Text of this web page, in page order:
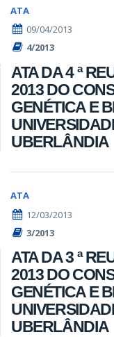
ATA
09/04/2013
4/2013
ATA DA 4 ª
2013 DO
GENÉTICA E
UBERLÂNDIA
ATA
12/03/2013
3/2013
ATA DA 3 ª
2013 DO
GENÉTICA E
UBERLÂNDIA